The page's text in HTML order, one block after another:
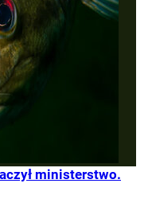
ministerstwo.